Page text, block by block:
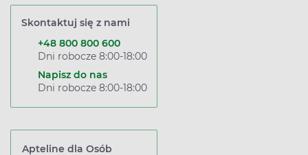
Skontaktuj się z nami
+48 800 800 600
Dni robocze 8:00-18:00
Napisz do nas
Dni robocze 8:00-18:00
Apteline dla Osób